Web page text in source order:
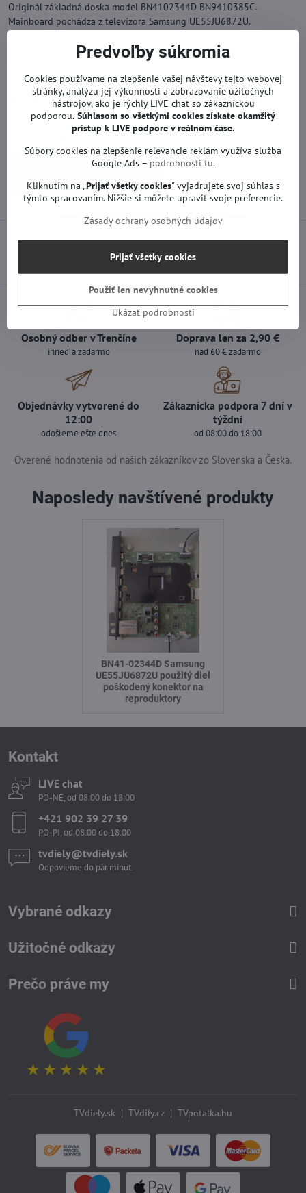
Originál základná doska model BN4102344D BN9410385C.
Mainboard pochádza z televízora Samsung UE55JU6872U.
Záruka na použité náhradné TV diely je 1 rok.
Vašou doskou (hlavne káble na pripojenie obrazovky, zdroja a pod).
Rovnako dôležitá môže byť zhoda modelového čísla dosky, ktoré
začína BN94. V prípade otázok nás môžete kontaktovať.
Náhradné diely | Samsung TV
Základné dosky | Samsung TV
Osobný odber v Trenčíne
ihneď a zadarmo
Doprava len za 2,90 €
nad 60 € zadarmo
Objednávky vytvorené do
12:00
odošleme ešte dnes
Zákaznícka podpora 7 dní v
týždni
od 08:00 do 18:00
Overené hodnotenia od našich zákazníkov zo Slovenska a Česka.
Naposledy navštívené produkty
BN41-02344D Samsung
UE55JU6872U použitý diel
poškodený konektor na
reproduktory
Kontakt
LIVE chat
PO-NE, od 08:00 do 18:00
+421 902 39 27 39
PO-PI, od 08:00 do 18:00
tvdiely​​@tvdiely​​.sk
Odpovieme do pár minút.
Vybrané odkazy
Užitočné odkazy
Prečo práve my
TVdiely.sk | TVdíly.cz | TVpotalka.hu
Predvoľby súkromia
Cookies používame na zlepšenie vašej návštevy tejto webovej
stránky, analýzu jej výkonnosti a zobrazovanie užitočných
nástrojov, ako je rýchly LIVE chat so zákazníckou
podporou. Súhlasom so všetkými cookies získate okamžitý
prístup k LIVE podpore v reálnom čase.
Súbory cookies na zlepšenie relevancie reklám využíva služba
Google Ads – podrobnosti tu.
Kliknutím na „Prijať všetky cookies" vyjadrujete svoj súhlas s
týmto spracovaním. Nižšie si môžete upraviť svoje preferencie.
Zásady ochrany osobných údajov
Ukázať podrobnosti
Prijať všetky cookies
Použiť len nevyhnutné cookies